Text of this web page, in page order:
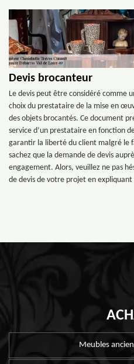
Devis brocanteur
Le devis peut être considéré comme
choix du prestataire de la mise en
des objets brocantés. Ce document
service d’un prestataire en fonction
garantir la liberté du client malgré le
sachez que la demande de devis
engagement. Alors, veuillez ne pas
de devis de votre projet en expliquant
Meubles